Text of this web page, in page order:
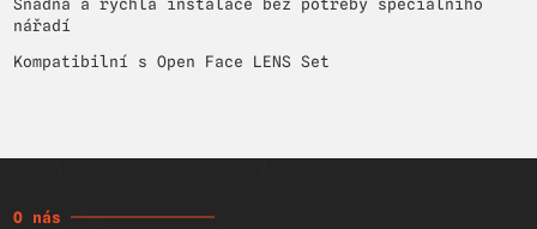
Snadná a rychlá instalace bez potřeby speciálního
nářadí
Kompatibilní s Open Face LENS Set
O nás